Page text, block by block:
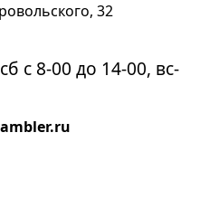
32
с 8-00 до 14-00, вс-